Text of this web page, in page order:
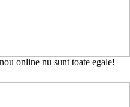
online nu sunt toate egale!